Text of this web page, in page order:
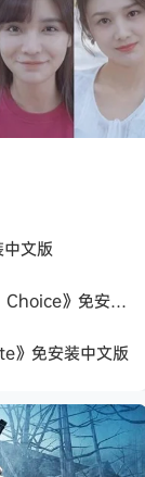
文版
《天平游戏1:抉择/Inner Scales 1：Choice》免安装中文版
》免安装中文版